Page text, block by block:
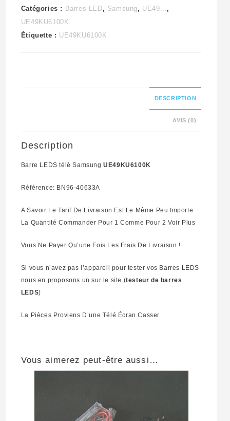
Catégories : Barres LED, Samsung, UE49...,
UE49KU6100K
Étiquette : UE49KU6100K
DESCRIPTION
AVIS (0)
Description
Barre LEDS télé SamsungUE49KU6100K
Référence: BN96-40633A
A Savoir Le Tarif De Livraison Est Le Même Peu Importe
La Quantité Commander Pour 1 Comme Pour 2 Voir Plus
Vous Ne Payer Qu’une Fois Les Frais De Livraison !
Si vous n’avez pas l’appareil pour tester vos Barres LEDS
nous en proposons un sur le site (testeur de barres
LEDS)
La Pièces Proviens D’une Télé Écran Casser
Vous aimerez peut-être aussi…